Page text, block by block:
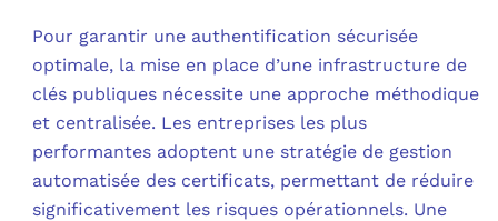
Pour garantir une authentification sécurisée
optimale, la mise en place d’une infrastructure de
clés publiques nécessite une approche méthodique
et centralisée. Les entreprises les plus
performantes adoptent une stratégie de gestion
automatisée des certificats, permettant de réduire
significativement les risques opérationnels. Une